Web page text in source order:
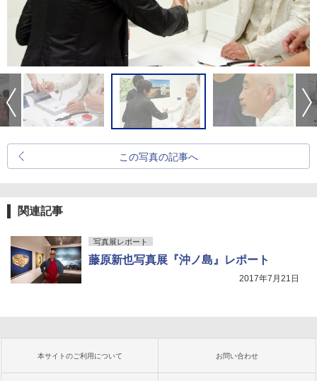
この写真の記事へ
関連記事
写真展レポート
藤原新也写真展『沖ノ島』レポート
2017年7月21日
本サイトのご利用について お問い合わせ